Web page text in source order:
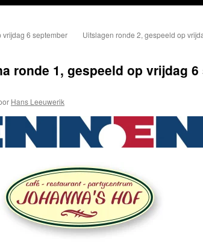
6 september
Uitslagen ronde 2, gespeeld op
ronde 1, gespeeld op vrijdag
Hans Leeuwerik